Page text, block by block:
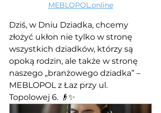
MEBLOPOL.online
Dziś, w Dniu Dziadka, chcemy
złożyć ukłon nie tylko w stronę
wszystkich dziadków, którzy są
opoką rodzin, ale także w stronę
naszego „branżowego dziadka” –
MEBLOPOL z Łaz przy ul.
Topolowej 6. 👴✨